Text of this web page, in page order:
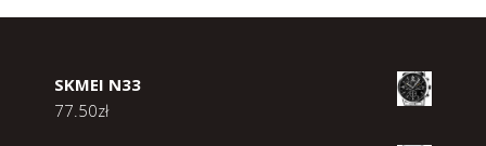
SKMEI N33
77.50zł